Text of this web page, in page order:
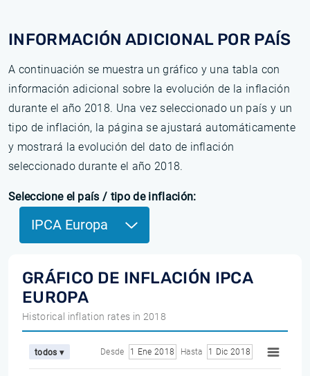
INFORMACIÓN ADICIONAL POR PAÍS
A continuación se muestra un gráfico y una tabla con
información adicional sobre la evolución de la inflación
durante el año 2018. Una vez seleccionado un país y un
tipo de inflación, la página se ajustará automáticamente
y mostrará la evolución del dato de inflación
seleccionado durante el año 2018.
Seleccione el país / tipo de inflación:
IPCA Europa
GRÁFICO DE INFLACIÓN IPCA
EUROPA
Historical inflation rates in 2018
todos ▾ Desde 1 Ene 2018 Hasta 1 Dic 2018